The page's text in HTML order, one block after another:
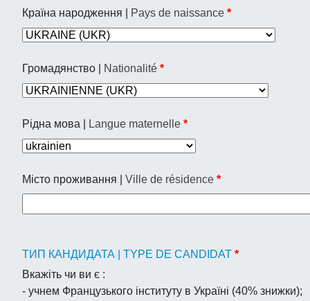
Країна народження | Pays de naissance *
Громадянство | Nationalité *
Рідна мова | Langue maternelle *
Місто проживання | Ville de résidence *
ТИП КАНДИДАТА | TYPE DE CANDIDAT *
Вкажіть чи ви є :
- учнем Французького інституту в Україні (40% знижки);